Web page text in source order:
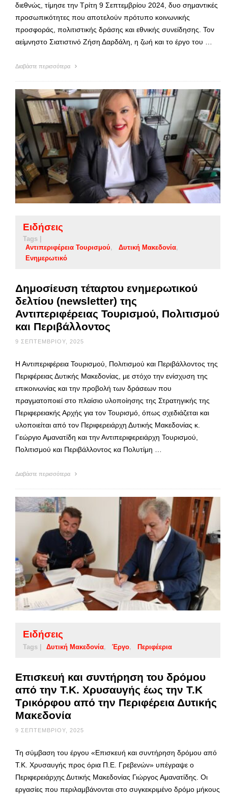
διεθνώς, τίμησε την Τρίτη 9 Σεπτεμβρίου 2024, δυο σημαντικές
προσωπικότητες που αποτελούν πρότυπο κοινωνικής
προσφοράς, πολιτιστικής δράσης και εθνικής συνείδησης. Τον
αείμνηστο Σιατιστινό Ζήση Δαρδάλη, η ζωή και το έργο του …
Διαβάστε περισσότερα
Ειδήσεις
Tags |
Αντιπεριφέρεια Τουρισμού
Δυτική Μακεδονία
Ενημερωτικό
Δημοσίευση τέταρτου ενημερωτικού
δελτίου (newsletter) της
Αντιπεριφέρειας Τουρισμού, Πολιτισμού
και Περιβάλλοντος
9 ΣΕΠΤΕΜΒΡΊΟΥ, 2025
Η Αντιπεριφέρεια Τουρισμού, Πολιτισμού και Περιβάλλοντος της
Περιφέρειας Δυτικής Μακεδονίας, με στόχο την ενίσχυση της
επικοινωνίας και την προβολή των δράσεων που
πραγματοποιεί στο πλαίσιο υλοποίησης της Στρατηγικής της
Περιφερειακής Αρχής για τον Τουρισμό, όπως σχεδιάζεται και
υλοποιείται από τον Περιφερειάρχη Δυτικής Μακεδονίας κ.
Γεώργιο Αμανατίδη και την Αντιπεριφερειάρχη Τουρισμού,
Πολιτισμού και Περιβάλλοντος κα Πολυτίμη …
Διαβάστε περισσότερα
Ειδήσεις
Tags | Δυτική Μακεδονία Έργο Περιφέερια
Επισκευή και συντήρηση του δρόμου
από την Τ.Κ. Χρυσαυγής έως την Τ.Κ
Τρικόρφου από την Περιφέρεια Δυτικής
Μακεδονία
9 ΣΕΠΤΕΜΒΡΊΟΥ, 2025
Τη σύμβαση του έργου «Επισκευή και συντήρηση δρόμου από
Τ.Κ. Χρυσαυγής προς όρια Π.Ε. Γρεβενών» υπέγραψε ο
Περιφερειάρχης Δυτικής Μακεδονίας Γιώργος Αμανατίδης. Οι
εργασίες που περιλαμβάνονται στο συγκεκριμένο δρόμο μήκους